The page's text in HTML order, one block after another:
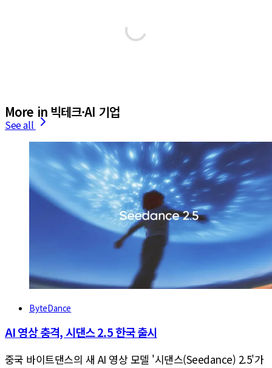
More in 빅테크·AI 기업
See all
ByteDance
AI 영상 충격, 시댄스 2.5 한국 출시
중국 바이트댄스의 새 AI 영상 모델 '시댄스(Seedance) 2.5'가